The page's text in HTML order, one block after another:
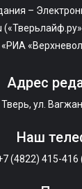
–
Адрес
Тверь, ул.
Наш
(4822) 415-416